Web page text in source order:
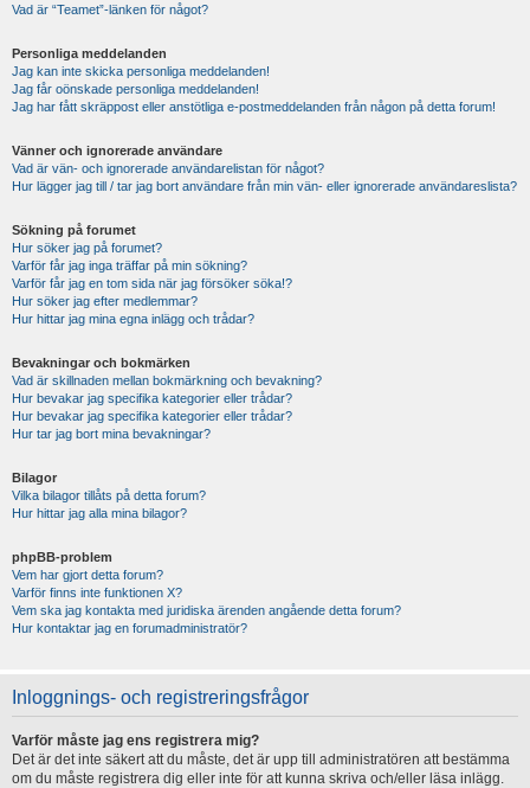
Vad är “Teamet”-länken för något?
Personliga meddelanden
Jag kan inte skicka personliga meddelanden!
Jag får oönskade personliga meddelanden!
Jag har fått skräppost eller anstötliga e-postmeddelanden från någon på detta forum!
Vänner och ignorerade användare
Vad är vän- och ignorerade användarelistan för något?
Hur lägger jag till / tar jag bort användare från min vän- eller ignorerade användareslista?
Sökning på forumet
Hur söker jag på forumet?
Varför får jag inga träffar på min sökning?
Varför får jag en tom sida när jag försöker söka!?
Hur söker jag efter medlemmar?
Hur hittar jag mina egna inlägg och trådar?
Bevakningar och bokmärken
Vad är skillnaden mellan bokmärkning och bevakning?
Hur bevakar jag specifika kategorier eller trådar?
Hur bevakar jag specifika kategorier eller trådar?
Hur tar jag bort mina bevakningar?
Bilagor
Vilka bilagor tillåts på detta forum?
Hur hittar jag alla mina bilagor?
phpBB-problem
Vem har gjort detta forum?
Varför finns inte funktionen X?
Vem ska jag kontakta med juridiska ärenden angående detta forum?
Hur kontaktar jag en forumadministratör?
Inloggnings- och registreringsfrågor
Varför måste jag ens registrera mig?
Det är det inte säkert att du måste, det är upp till administratören att bestämma
om du måste registrera dig eller inte för att kunna skriva och/eller läsa inlägg.